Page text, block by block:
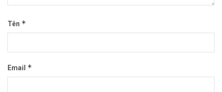
Tên *
Email *